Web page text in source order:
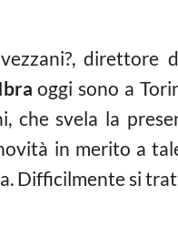
direttore
oggi sono a
che svela la
in merito a
Difficilmente si